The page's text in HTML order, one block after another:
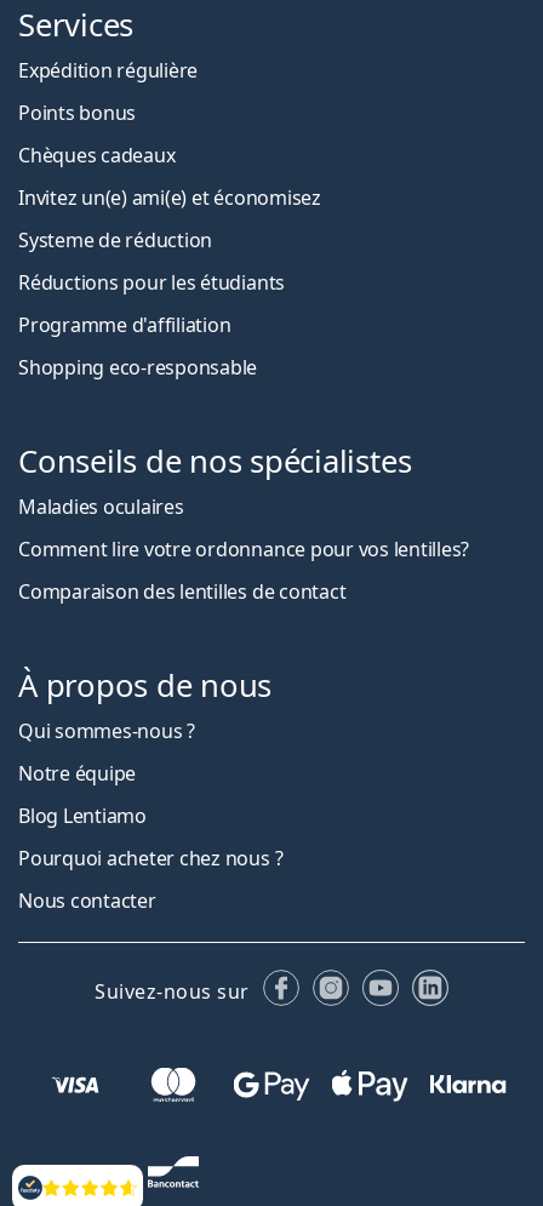
Évaluation
Services
Expédition régulière
Points bonus
Chèques cadeaux
Invitez un(e) ami(e) et économisez
Systeme de réduction
Réductions pour les étudiants
Programme d'affiliation
Shopping eco-responsable
Conseils de nos spécialistes
Maladies oculaires
Comment lire votre ordonnance pour vos lentilles?
Comparaison des lentilles de contact
À propos de nous
Qui sommes-nous ?
Notre équipe
Blog Lentiamo
Pourquoi acheter chez nous ?
Nous contacter
Suivez-nous sur FacebookInstagram
YouTubeLinkedIn